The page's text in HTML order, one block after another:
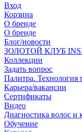
Вход
Корзина
О бренде
О бренде
Блог/новости
ЗОЛОТОЙ КЛУБ
Коллекции
Задать вопрос
Палитра.
Карьера/вакансии
Сертификаты
Видео
Диагностика волос и
Обучение